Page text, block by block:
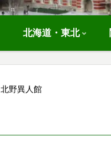
北海道・東北
北野異人館